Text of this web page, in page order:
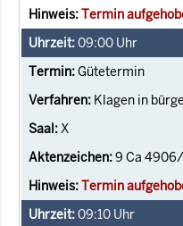
Termin
09:00 Uhr
Gütetermin
Klagen in
X
9 Ca
Termin
09:10 Uhr